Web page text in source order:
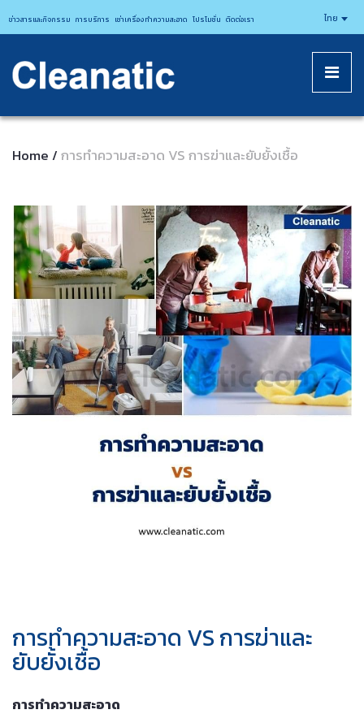
CLEANATICJ
ข่าวสารและกิจกรรม การบริการ เช่าเครื่องทำความสะอาด โปรโมชั่น ติดต่อเรา ไทย
Home / การทำความสะอาด VS การฆ่าและยับยั้งเชื้อ
การทำความสะอาด VS การฆ่าและ
ยับยั้งเชื้อ
การทำความสะอาด